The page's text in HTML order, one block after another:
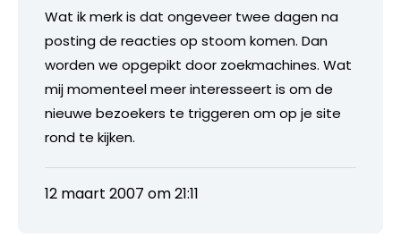
Wat ik merk is dat ongeveer twee dagen na
posting de reacties op stoom komen. Dan
worden we opgepikt door zoekmachines. Wat
mij momenteel meer interesseert is om de
nieuwe bezoekers te triggeren om op je site
rond te kijken.
12 maart 2007 om 21:11